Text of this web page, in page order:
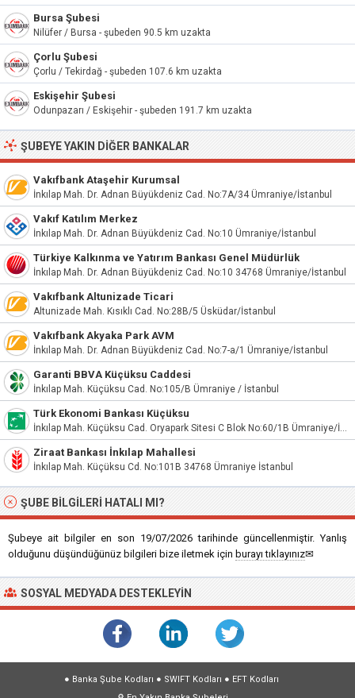
Bursa Şubesi
Nilüfer / Bursa - şubeden 90.5 km uzakta
Çorlu Şubesi
Çorlu / Tekirdağ - şubeden 107.6 km uzakta
Eskişehir Şubesi
Odunpazarı / Eskişehir - şubeden 191.7 km uzakta
ŞUBEYE YAKIN DIĞER BANKALAR
Vakıfbank Ataşehir Kurumsal
İnkılap Mah. Dr. Adnan Büyükdeniz Cad. No:7A/34 Ümraniye/İstanbul
Vakıf Katılım Merkez
İnkılap Mah. Dr. Adnan Büyükdeniz Cad. No:10 Ümraniye/İstanbul
Türkiye Kalkınma ve Yatırım Bankası Genel Müdürlük
İnkılap Mah. Dr. Adnan Büyükdeniz Cad. No:10 34768 Ümraniye/İstanbul
Vakıfbank Altunizade Ticari
Altunizade Mah. Kısıklı Cad. No:28B/5 Üsküdar/İstanbul
Vakıfbank Akyaka Park AVM
İnkılap Mah. Dr. Adnan Büyükdeniz Cad. No:7-a/1 Ümraniye/İstanbul
Garanti BBVA Küçüksu Caddesi
İnkılap Mah. Küçüksu Cad. No:105/B Ümraniye / İstanbul
Türk Ekonomi Bankası Küçüksu
İnkılap Mah. Küçüksu Cad. Oryapark Sitesi C Blok No:60/1B Ümraniye/İstanbul
Ziraat Bankası İnkılap Mahallesi
İnkılap Mah. Küçüksu Cd. No:101B 34768 Ümraniye İstanbul
ŞUBE BILGILERI HATALI MI?
Şubeye ait bilgiler en son 19/07/2026 tarihinde güncellenmiştir. Yanlış
olduğunu düşündüğünüz bilgileri bize iletmek için burayı tıklayınız✉
SOSYAL MEDYADA DESTEKLEYIN
● Banka Şube Kodları ● SWIFT Kodları ● EFT Kodları